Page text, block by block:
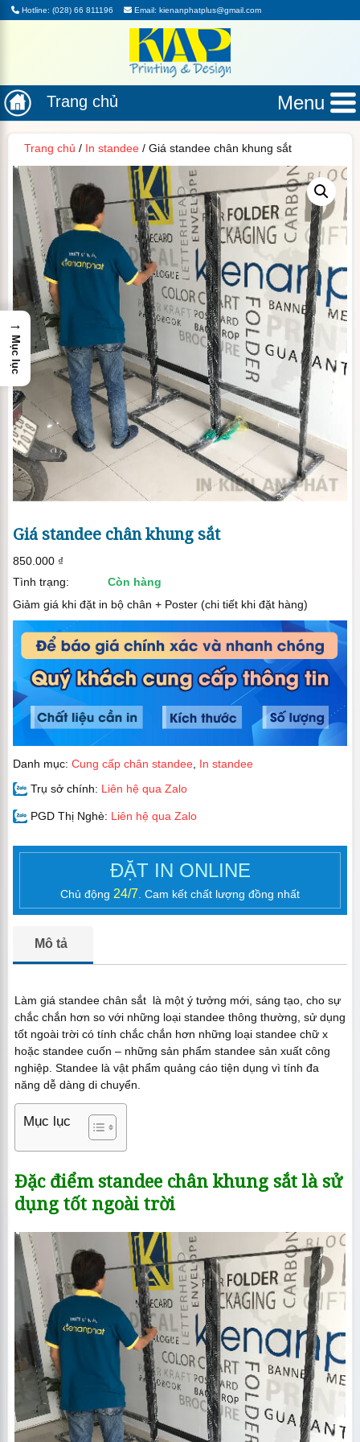
Hotline: (028) 66 811196 Email: kienanphatplus@gmail.com
Trang chủ Menu
Trang chủ / In standee/ Giá standee chân khung sắt
Giá standee chân khung sắt
850.000 ₫
Tình trạng:
Còn hàng
Giảm giá khi đặt in bộ chân + Poster (chi tiết khi đặt hàng)
Danh mục: Cung cấp chân standee, In standee
Trụ sở chính: Liên hệ qua Zalo
PGD Thị Nghè: Liên hệ qua Zalo
ĐẶT IN ONLINE
Chủ động 24/7 . Cam kết chất lượng đồng nhất
Mô tả
Làm giá standee chân sắt là một ý tưởng mới, sáng tạo, cho sự
chắc chắn hơn so với những loại standee thông thường, sử dụng
tốt ngoài trời có tính chắc chắn hơn những loại standee chữ x
hoặc standee cuốn – những sản phẩm standee sản xuất công
nghiệp. Standee là vật phẩm quảng cáo tiện dụng vì tính đa
năng dễ dàng di chuyển.
Mục lục
Đặc điểm standee chân khung sắt là sử
dụng tốt ngoài trời
→
Mục lục